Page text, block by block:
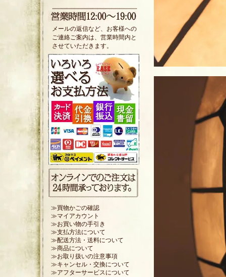
メールの返信など、お客様への
ご連絡ご案内は、営業時間内と
させていただきます。
≫買物かごの確認
≫マイアカウント
≫お買い物の手引き
≫支払方法について
≫配送方法・送料について
≫商品について
≫お取り扱いの注意事項
≫キャンセル・交換について
≫アフターサービスについて